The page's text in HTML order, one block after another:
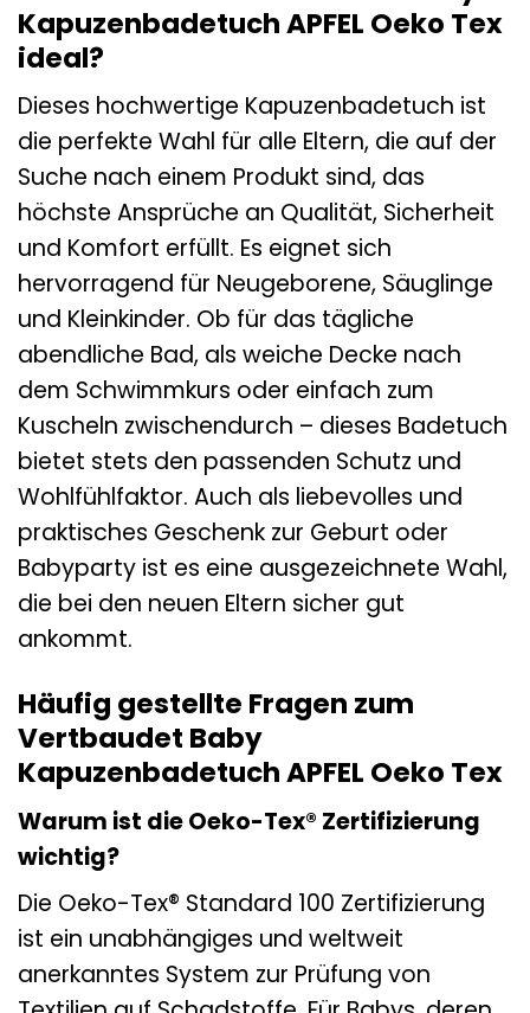
Kapuzenbadetuch APFEL Oeko Tex
ideal?
Dieses hochwertige Kapuzenbadetuch ist
die perfekte Wahl für alle Eltern, die auf der
Suche nach einem Produkt sind, das
höchste Ansprüche an Qualität, Sicherheit
und Komfort erfüllt. Es eignet sich
hervorragend für Neugeborene, Säuglinge
und Kleinkinder. Ob für das tägliche
abendliche Bad, als weiche Decke nach
dem Schwimmkurs oder einfach zum
Kuscheln zwischendurch – dieses Badetuch
bietet stets den passenden Schutz und
Wohlfühlfaktor. Auch als liebevolles und
praktisches Geschenk zur Geburt oder
Babyparty ist es eine ausgezeichnete Wahl,
die bei den neuen Eltern sicher gut
ankommt.
Häufig gestellte Fragen zum
Vertbaudet Baby
Kapuzenbadetuch APFEL Oeko Tex
Warum ist die Oeko-Tex® Zertifizierung
wichtig?
Die Oeko-Tex® Standard 100 Zertifizierung
ist ein unabhängiges und weltweit
anerkanntes System zur Prüfung von